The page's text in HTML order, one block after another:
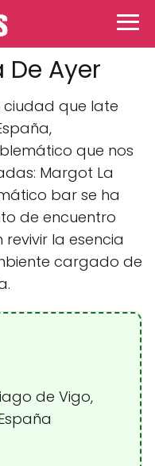
Ayer
ciudad que late
que nos
Margot La
bar se ha
de encuentro
la esencia
cargado de
de Vigo,